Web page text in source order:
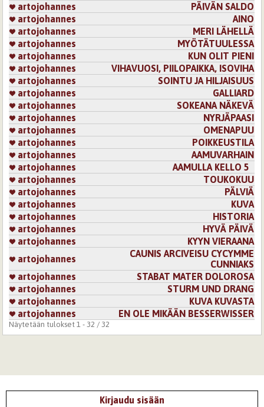
artojohannes
PÄIVÄN SALDO
artojohannes
AINO
artojohannes
MERI LÄHELLÄ
artojohannes
MYÖTÄTUULESSA
artojohannes
KUN OLIT PIENI
artojohannes
VIHAVUOSI, PIILOPAIKKA, ISOVIHA
artojohannes
SOINTU JA HILJAISUUS
artojohannes
GALLIARD
artojohannes
SOKEANA NÄKEVÄ
artojohannes
NYRJÄPAASI
artojohannes
OMENAPUU
artojohannes
POIKKEUSTILA
artojohannes
AAMUVARHAIN
artojohannes
AAMULLA KELLO 5
artojohannes
TOUKOKUU
artojohannes
PÄLVIÄ
artojohannes
KUVA
artojohannes
HISTORIA
artojohannes
HYVÄ PÄIVÄ
artojohannes
KYYN VIERAANA
artojohannes
CAUNIS ARCIVEISU CYCYMME
CUNNIAKS
artojohannes
STABAT MATER DOLOROSA
artojohannes
STURM UND DRANG
artojohannes
KUVA KUVASTA
artojohannes
EN OLE MIKÄÄN BESSERWISSER
Näytetään tulokset 1 - 32 / 32
Kirjaudu sisään